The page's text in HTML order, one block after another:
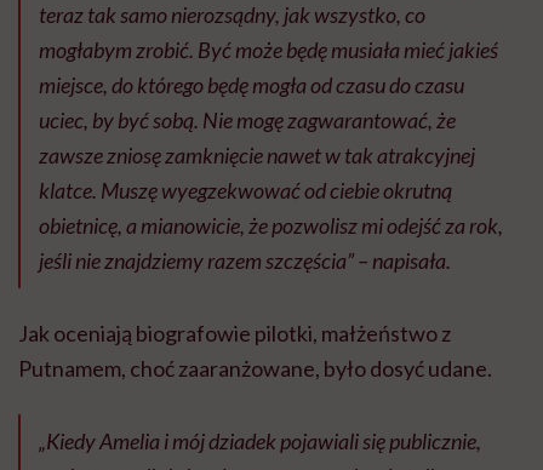
teraz tak samo nierozsądny, jak wszystko, co
mogłabym zrobić. Być może będę musiała mieć jakieś
miejsce, do którego będę mogła od czasu do czasu
uciec, by być sobą. Nie mogę zagwarantować, że
zawsze zniosę zamknięcie nawet w tak atrakcyjnej
klatce. Muszę wyegzekwować od ciebie okrutną
obietnicę, a mianowicie, że pozwolisz mi odejść za rok,
jeśli nie znajdziemy razem szczęścia”– napisała.
Jak oceniają biografowie pilotki, małżeństwo z
Putnamem, choć zaaranżowane, było dosyć udane.
„Kiedy Amelia i mój dziadek pojawiali się publicznie,